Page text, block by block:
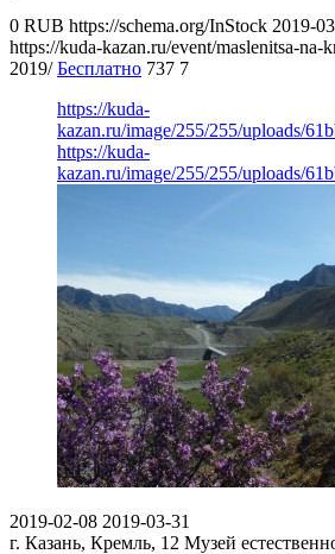
0 RUB https://schema.org/InStock 2019-
https://kuda-kazan.ru/event/maslenitsa-na-
2019/ Бесплатно 737 7
https://kuda-
kazan.ru/image/255/255/uploads/
https://kuda-
kazan.ru/image/255/255/uploads/
2019-02-08 2019-03-31
г. Казань, Кремль, 12 Музей